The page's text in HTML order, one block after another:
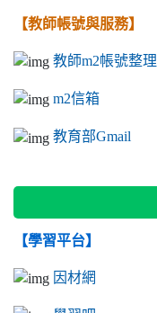
【教師帳號與服務】
教師m2帳號整理
m2信箱
教育部Gmail
【學習平台】
因材網